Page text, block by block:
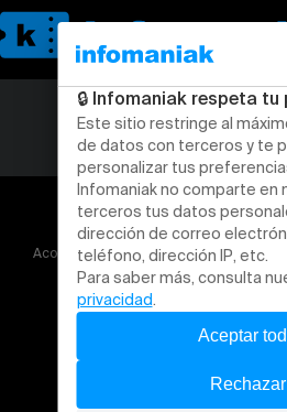
Acogida Pillion präsentiert von Pink